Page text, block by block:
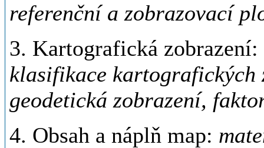
referenční a zobrazovací
3. Kartografická zobrazení:
klasifikace kartografických
geodetická zobrazení,
4. Obsah a náplň map: